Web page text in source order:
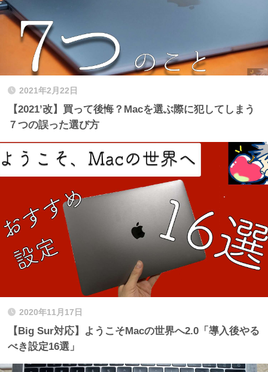
2021年2月22日
【2021’改】買って後悔？Macを選ぶ際に犯してしまう
７つの誤った選び方
2020年11月17日
【Big Sur対応】ようこそMacの世界へ2.0「導入後やる
べき設定16選」